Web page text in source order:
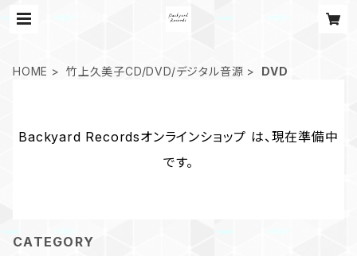
HOME 竹上久美子CD/DVD/デジタル音源 DVD
Backyard Recordsオンラインショップ は、現在準備中
です。
CATEGORY